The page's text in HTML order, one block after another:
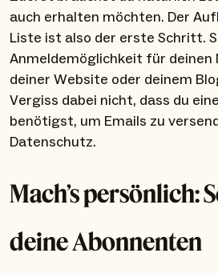
auch erhalten möchten. Der
Liste ist also der erste Schritt.
Anmeldemöglichkeit für
deiner Website oder deinem
Vergiss dabei nicht, dass du
benötigst, um Emails zu
Datenschutz.
Mach’s persönlich:
deine Abonnenten